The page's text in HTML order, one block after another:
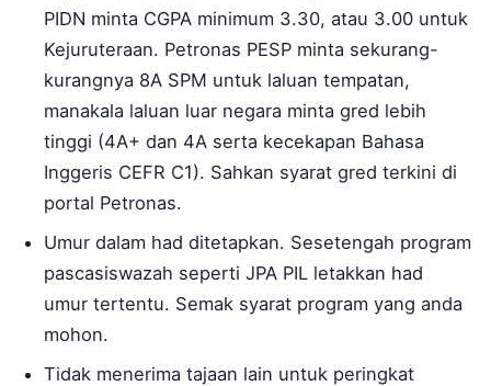
PIDN minta CGPA minimum 3.30, atau 3.00 untuk
Kejuruteraan. Petronas PESP minta sekurang-
kurangnya 8A SPM untuk laluan tempatan,
manakala laluan luar negara minta gred lebih
tinggi (4A+ dan 4A serta kecekapan Bahasa
Inggeris CEFR C1). Sahkan syarat gred terkini di
portal Petronas.
Umur dalam had ditetapkan. Sesetengah program
pascasiswazah seperti JPA PIL letakkan had
umur tertentu. Semak syarat program yang anda
mohon.
Tidak menerima tajaan lain untuk peringkat